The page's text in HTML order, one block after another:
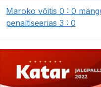
Maroko võitis 0 : 0
penaltiseerias 3 : 0